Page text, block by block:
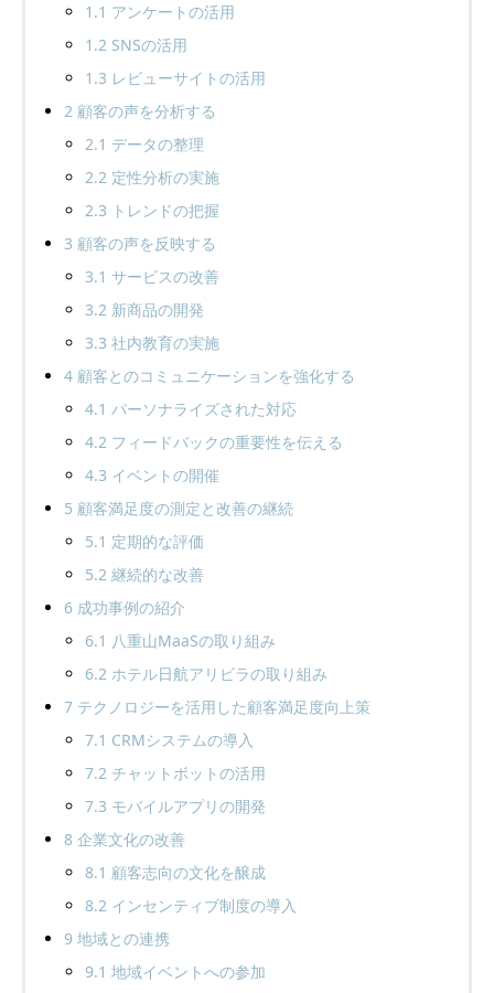
1.1 アンケートの活用
1.2SNSの活用
1.3 レビューサイトの活用
2 顧客の声を分析する
2.1 データの整理
2.2定性分析の実施
2.3 トレンドの把握
3 顧客の声を反映する
3.1 サービスの改善
3.2新商品の開発
3.3 社内教育の実施
4 顧客とのコミュニケーションを強化する
4.1 パーソナライズされた対応
4.2フィードバックの重要性を伝える
4.3 イベントの開催
5 顧客満足度の測定と改善の継続
5.1 定期的な評価
5.2継続的な改善
6 成功事例の紹介
6.1 八重山MaaSの取り組み
6.2ホテル日航アリビラの取り組み
7 テクノロジーを活用した顧客満足度向上策
7.1 CRMシステムの導入
7.2チャットボットの活用
7.3 モバイルアプリの開発
8 企業文化の改善
8.1 顧客志向の文化を醸成
8.2インセンティブ制度の導入
9 地域との連携
9.1 地域イベントへの参加